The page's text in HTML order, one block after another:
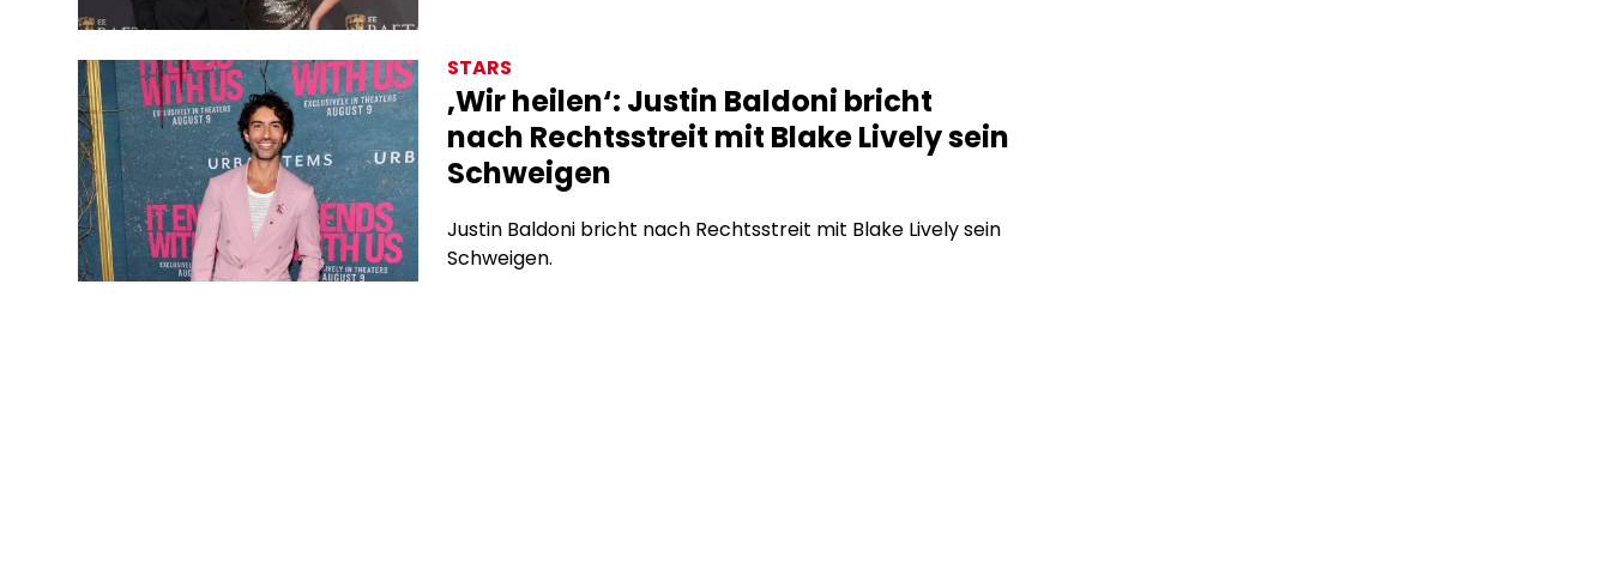
STARS
‚Wir heilen‘: Justin Baldoni bricht
nach Rechtsstreit mit Blake Lively sein
Schweigen
Justin Baldoni bricht nach Rechtsstreit mit Blake Lively sein
Schweigen.